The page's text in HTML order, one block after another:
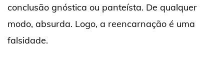
conclusão gnóstica ou panteísta. De qualquer
modo, absurda. Logo, a reencarnação é uma
falsidade.